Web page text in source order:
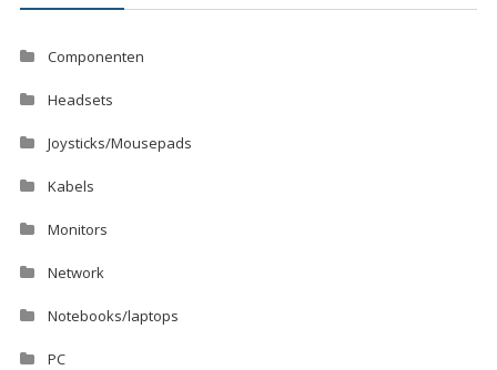
Componenten
Headsets
Joysticks/Mousepads
Kabels
Monitors
Network
Notebooks/laptops
PC